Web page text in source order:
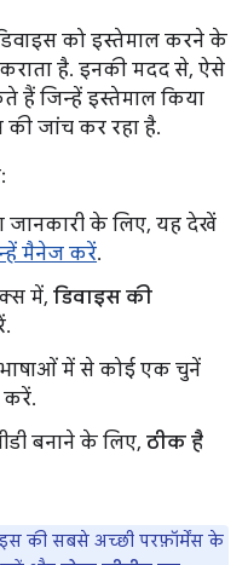
को इस्तेमाल करने के
है. इनकी मदद से, ऐसे
हैं जिन्हें इस्तेमाल किया
जांच कर रहा है.
जानकारी के लिए, यह देखें
मैनेज करें.
में, डिवाइस की
में से कोई एक चुनें
करें.
बनाने के लिए, ठीक है
की सबसे अच्छी परफ़ॉर्मेंस के